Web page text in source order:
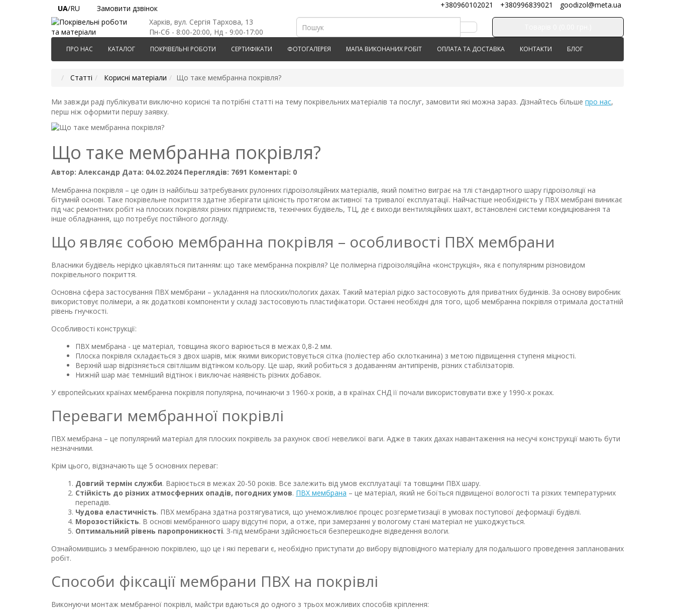
UA/RU Замовити дзвінок +380960102021 +380996839021
goodizol@meta.ua
Харків, вул. Сергія Тархова, 13
Пн-Сб - 8:00-20:00, Нд - 9:00-17:00
ПРО НАС КАТАЛОГ ПОКРІВЕЛЬНІ РОБОТИ СЕРТИФІКАТИ ФОТОГАЛЕРЕЯ МАПА ВИКОНАНИХ РОБІТ ОПЛАТА ТА ДОСТАВКА КОНТАКТИ БЛОГ
Статті Корисні матеріали Що таке мембранна покрівля?
Ми завжди раді публікувати виключно корисні та потрібні статті на тему покрівельних матеріалів та послуг, замовити які можна зараз. Дізнайтесь більше про нас,
перш ніж оформити першу заявку.
Що таке мембранна покрівля?
Автор: Александр Дата: 04.02.2024 Переглядів: 7691 Коментарі: 0
Мембранна покрівля – це один із найбільш затребуваних рулонних гідроізоляційних матеріалів, який помітно виграє на тлі стандартного шару гідроізоляції на
бітумній основі. Таке покрівельне покриття здатне зберігати цілісність протягом активної та тривалої експлуатації. Найчастіше необхідність у ПВХ мембрані виникає
під час ремонтних робіт на плоских покрівлях різних підприємств, технічних будівель, ТЦ, де є виходи вентиляційних шахт, встановлені системи кондиціювання та
інше обладнання, що потребує постійного догляду.
Що являє собою мембранна покрівля – особливості ПВХ мембрани
Власники будівель нерідко цікавляться питанням: що таке мембранна покрівля? Це полімерна гідроізоляційна «конструкція», яка є популярним різновидом
покрівельного покриття.
Основна сфера застосування ПВХ мембрани – укладання на плоских/пологих дахах. Такий матеріал рідко застосовують для приватних будинків. За основу виробник
використовує полімери, а як додаткові компоненти у складі застосовують пластифікатори. Останні необхідні для того, щоб мембранна покрівля отримала достатній
рівень гнучкості.
Особливості конструкції:
ПВХ мембрана - це матеріал, товщина якого варіюється в межах 0,8-2 мм.
Плоска покрівля складається з двох шарів, між якими використовується сітка (поліестер або склотканина) з метою підвищення ступеня міцності.
Верхній шар відрізняється світлішим відтінком кольору. Це шар, який робиться з додаванням антипіренів, різних стабілізаторів.
Нижній шар має темніший відтінок і виключає наявність різних добавок.
У європейських країнах мембранна покрівля популярна, починаючи з 1960-х років, а в країнах СНД її почали використовувати вже у 1990-х роках.
Переваги мембранної покрівлі
ПВХ мембрана – це популярний матеріал для плоских покрівель за рахунок своєї невеликої ваги. Адже в таких дахах навантаження на несучі конструкції мають бути
незначними.
Крім цього, відзначають ще 5 основних переваг:
Довгий термін служби. Варіюється в межах 20-50 років. Все залежить від умов експлуатації та товщини ПВХ шару.
Стійкість до різних атмосферних опадів, погодних умов. ПВХ мембрана – це матеріал, який не боїться підвищеної вологості та різких температурних
перепадів.
Чудова еластичність. ПВХ мембрана здатна розтягуватися, що унеможливлює процес розгерметизації в умовах поступової деформації будівлі.
Морозостійкість. В основі мембранного шару відсутні пори, а отже, при замерзанні у вологому стані матеріал не ушкоджується.
Оптимальний рівень паропроникності. З-під мембрани здійснюється безперешкодне відведення вологи.
Ознайомившись з мембранною покрівлею, що це і які переваги є, необхідно приступати до вибору відповідного матеріалу для подальшого проведення запланованих
робіт.
Способи фіксації мембрани ПВХ на покрівлі
Виконуючи монтаж мембранної покрівлі, майстри вдаються до одного з трьох можливих способів кріплення: